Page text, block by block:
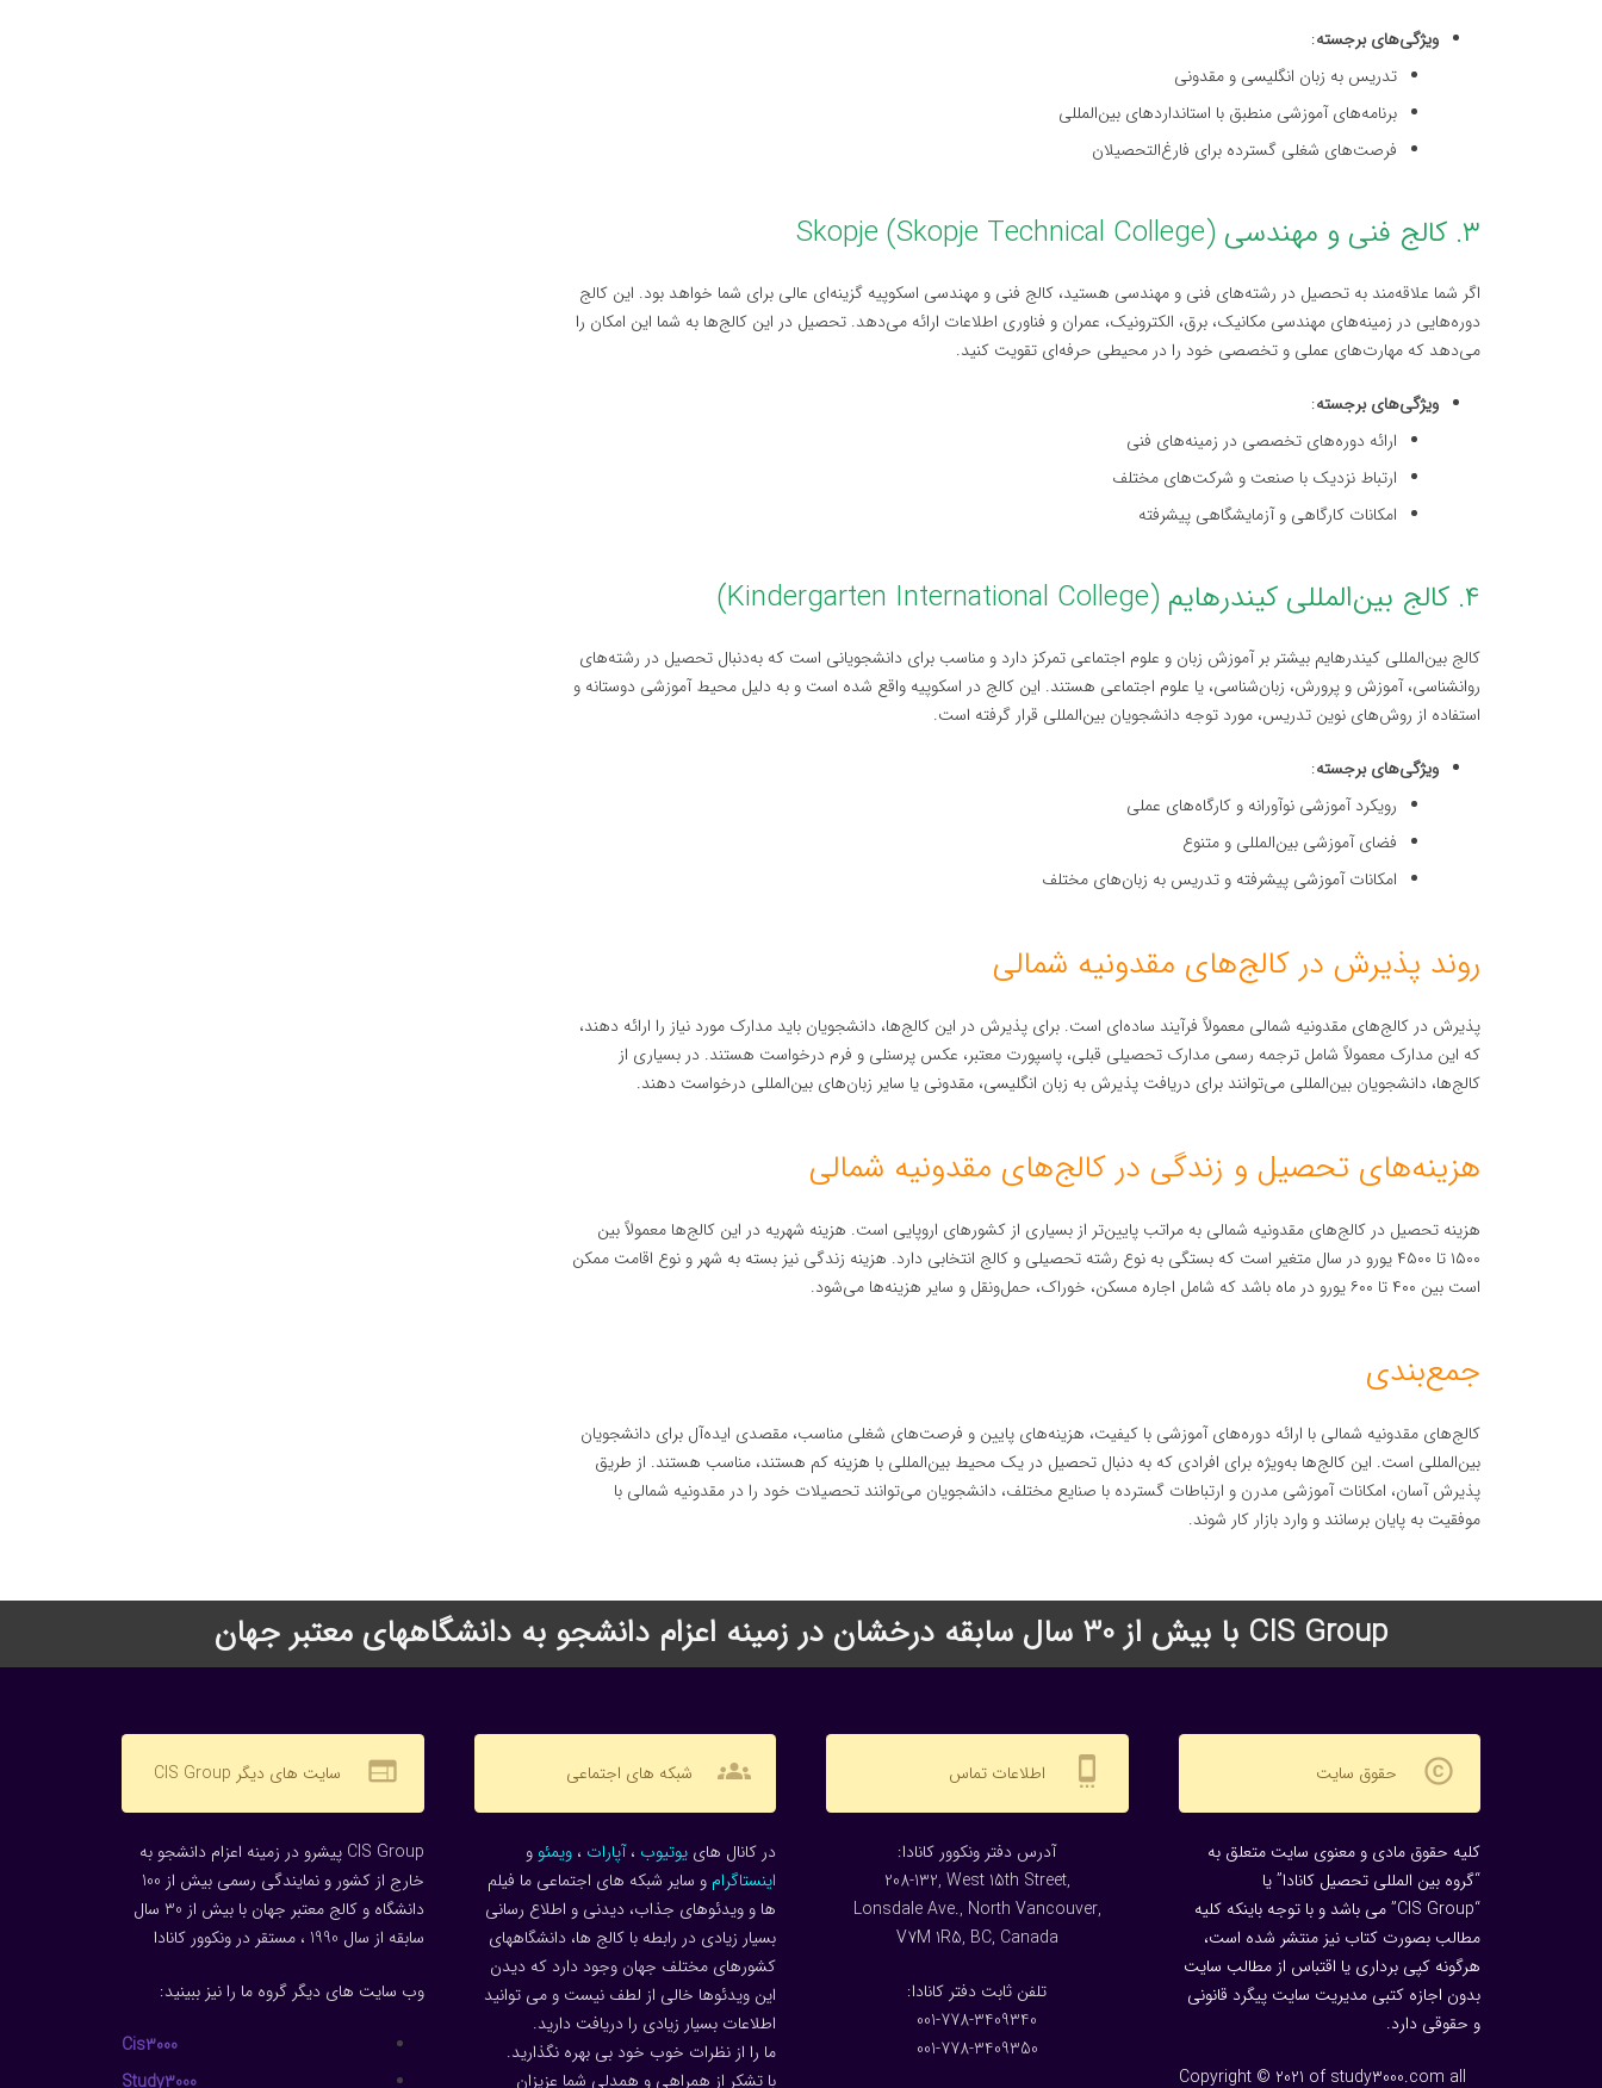
ویژگی‌های برجسته:
تدریس به زبان انگلیسی و مقدونی
برنامه‌های آموزشی منطبق با استانداردهای بین‌المللی
فرصت‌های شغلی گسترده برای فارغ‌التحصیلان
۳. کالج فنی و مهندسی Skopje (Skopje Technical College)
اگر شما علاقه‌مند به تحصیل در رشته‌های فنی و مهندسی هستید، کالج فنی و مهندسی اسکوپیه گزینه‌ای عالی برای شما خواهد بود. این کالج
دوره‌هایی در زمینه‌های مهندسی مکانیک، برق، الکترونیک، عمران و فناوری اطلاعات ارائه می‌دهد. تحصیل در این کالج‌ها به شما این امکان را
می‌دهد که مهارت‌های عملی و تخصصی خود را در محیطی حرفه‌ای تقویت کنید.
ویژگی‌های برجسته:
ارائه دوره‌های تخصصی در زمینه‌های فنی
ارتباط نزدیک با صنعت و شرکت‌های مختلف
امکانات کارگاهی و آزمایشگاهی پیشرفته
۴. کالج بین‌المللی کیندرهایم (Kindergarten International College)
کالج بین‌المللی کیندرهایم بیشتر بر آموزش زبان و علوم اجتماعی تمرکز دارد و مناسب برای دانشجویانی است که به‌دنبال تحصیل در رشته‌های
روانشناسی، آموزش و پرورش، زبان‌شناسی، یا علوم اجتماعی هستند. این کالج در اسکوپیه واقع شده است و به دلیل محیط آموزشی دوستانه و
استفاده از روش‌های نوین تدریس، مورد توجه دانشجویان بین‌المللی قرار گرفته است.
ویژگی‌های برجسته:
رویکرد آموزشی نوآورانه و کارگاه‌های عملی
فضای آموزشی بین‌المللی و متنوع
امکانات آموزشی پیشرفته و تدریس به زبان‌های مختلف
روند پذیرش در کالج‌های مقدونیه شمالی
پذیرش در کالج‌های مقدونیه شمالی معمولاً فرآیند ساده‌ای است. برای پذیرش در این کالج‌ها، دانشجویان باید مدارک مورد نیاز را ارائه دهند،
که این مدارک معمولاً شامل ترجمه رسمی مدارک تحصیلی قبلی، پاسپورت معتبر، عکس پرسنلی و فرم درخواست هستند. در بسیاری از
کالج‌ها، دانشجویان بین‌المللی می‌توانند برای دریافت پذیرش به زبان انگلیسی، مقدونی یا سایر زبان‌های بین‌المللی درخواست دهند.
هزینه‌های تحصیل و زندگی در کالج‌های مقدونیه شمالی
هزینه تحصیل در کالج‌های مقدونیه شمالی به مراتب پایین‌تر از بسیاری از کشورهای اروپایی است. هزینه شهریه در این کالج‌ها معمولاً بین
۱۵۰۰ تا ۴۵۰۰ یورو در سال متغیر است که بستگی به نوع رشته تحصیلی و کالج انتخابی دارد. هزینه زندگی نیز بسته به شهر و نوع اقامت ممکن
است بین ۴۰۰ تا ۶۰۰ یورو در ماه باشد که شامل اجاره مسکن، خوراک، حمل‌ونقل و سایر هزینه‌ها می‌شود.
جمع‌بندی
کالج‌های مقدونیه شمالی با ارائه دوره‌های آموزشی با کیفیت، هزینه‌های پایین و فرصت‌های شغلی مناسب، مقصدی ایده‌آل برای دانشجویان
بین‌المللی است. این کالج‌ها به‌ویژه برای افرادی که به دنبال تحصیل در یک محیط بین‌المللی با هزینه کم هستند، مناسب هستند. از طریق
پذیرش آسان، امکانات آموزشی مدرن و ارتباطات گسترده با صنایع مختلف، دانشجویان می‌توانند تحصیلات خود را در مقدونیه شمالی با
موفقیت به پایان برسانند و وارد بازار کار شوند.
CIS Group با بیش از 30 سال سابقه درخشان در زمینه اعزام دانشجو به دانشگاههای معتبر جهان
copyright حقوق سایت
کلیه حقوق مادی و معنوی سایت متعلق به
“گروه بین المللی تحصیل کانادا” یا
“CIS Group” می باشد و با توجه باینکه کلیه
مطالب بصورت کتاب نیز منتشر شده است،
هرگونه كپی برداری یا اقتباس از مطالب سایت
بدون اجازه كتبی مدیریت سایت پیگرد قانونی
و حقوقی دارد.
Copyright © 2021 of study3000.com all
settings_cell اطلاعات تماس
:آدرس دفتر ونکوور کانادا
208-132, West 15th Street,
Lonsdale Ave., North Vancouver,
V7M 1R5, BC, Canada
:تلفن ثابت دفتر کانادا
001-778-3409340
001-778-3409350
groups شبکه های اجتماعی
در کانال های یوتیوب ، آپارات ، ویمئو و
اینستاگرام و سایر شبکه های اجتماعی ما فیلم
ها و ویدئوهای جذاب، دیدنی و اطلاع رسانی
بسیار زیادی در رابطه با کالج ها، دانشگاههای
کشورهای مختلف جهان وجود دارد که دیدن
این ویدئوها خالی از لطف نیست و می توانید
اطلاعات بسیار زیادی را دریافت دارید.
ما را از نظرات خوب خود بی بهره نگذارید.
با تشکر از همراهی و همدلی شما عزیزان
web سایت های دیگر CIS Group
CIS Group پیشرو در زمینه اعزام دانشجو به
خارج از کشور و نمایندگی رسمی بیش از 100
دانشگاه و کالج معتبر جهان با بیش از 30 سال
سابقه از سال 1990 ، مستقر در ونکوور کانادا
وب سایت های دیگر گروه ما را نیز ببینید:
Cis3000
Study3000